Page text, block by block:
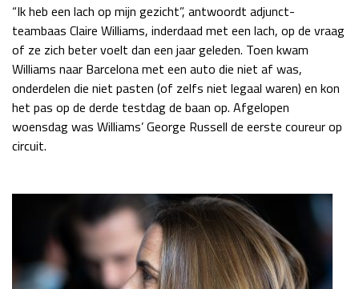
Kwalificatie
za 22:00 - 23:00
zo 21:00 - 23:00
LAS VEGAS GRAND PRIX 2026 20 - 22 nov
Kwalificatie
za 05:00 - 06:00
Race
zo 05:00 - 07:00
GP QATAR 2026 27 - 29 nov
GP ABU DHABI 2026 04 - 06 dec
Kwalificatie
“Ik heb een lach op mijn gezicht”, antwoordt adjunct-
teambaas Claire Williams, inderdaad met een lach, op de vraag
of ze zich beter voelt dan een jaar geleden. Toen kwam
Williams naar Barcelona met een auto die niet af was,
onderdelen die niet pasten (of zelfs niet legaal waren) en kon
het pas op de derde testdag de baan op. Afgelopen
woensdag was Williams’ George Russell de eerste coureur op
circuit.